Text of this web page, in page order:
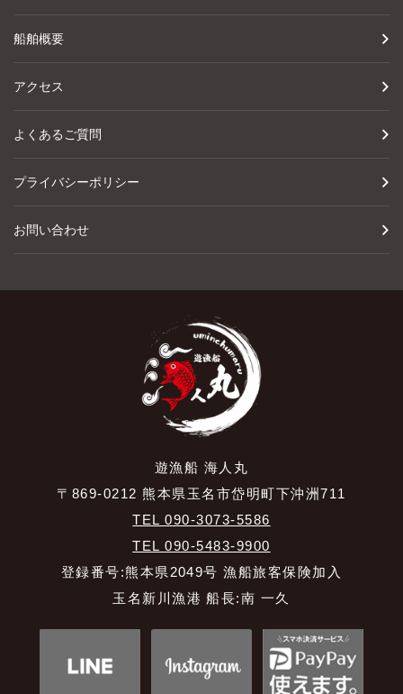
船舶概要
アクセス
よくあるご質問
プライバシーポリシー
お問い合わせ
遊漁船 海人丸
〒869-0212 熊本県玉名市岱明町下沖洲711
TEL 090-3073-5586
TEL 090-5483-9900
登録番号:熊本県2049号 漁船旅客保険加入
玉名新川漁港 船長:南 一久